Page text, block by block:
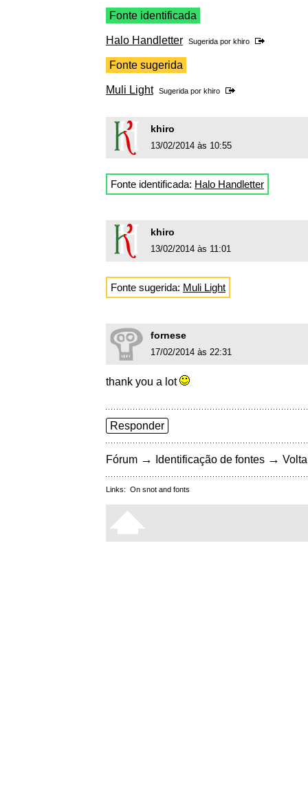
Fonte identificada
Halo Handletter Sugerida por khiro
Fonte sugerida
Muli Light Sugerida por khiro
khiro
13/02/2014 às 10:55
Fonte identificada: Halo Handletter
khiro
13/02/2014 às 11:01
Fonte sugerida: Muli Light
fornese
17/02/2014 às 22:31
thank you a lot
Responder
Fórum → Identificação de fontes →
Links: On snot and fonts